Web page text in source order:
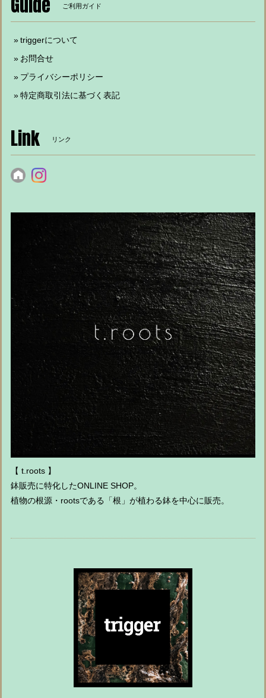
ご利用ガイド
triggerについて
お問合せ
プライバシーポリシー
特定商取引法に基づく表記
Link リンク
【 t.roots 】
鉢販売に特化したONLINE SHOP。
植物の根源・rootsである「根」が植わる鉢を中心に販売。